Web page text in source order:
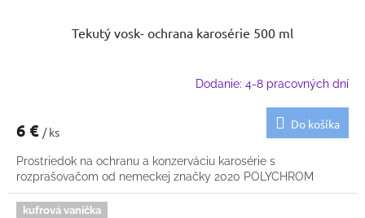
Tekutý vosk- ochrana karosérie 500 ml
Dodanie: 4-8 pracovných dní
6 € / ks
Do košíka
Prostriedok na ochranu a konzerváciu karosérie s
rozprašovačom od nemeckej značky 2020 POLYCHROM
kufrová vanička